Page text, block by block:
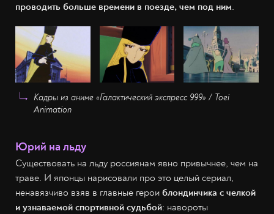
проводить больше времени в поезде, чем под ним.
Кадры из аниме «Галактический экспресс 999» / Toei
Animation
Юрий на льду
Существовать на льду россиянам явно привычнее, чем на
траве. И японцы нарисовали про это целый сериал,
ненавязчиво взяв в главные герои блондинчика с челкой
и узнаваемой спортивной судьбой: навороты